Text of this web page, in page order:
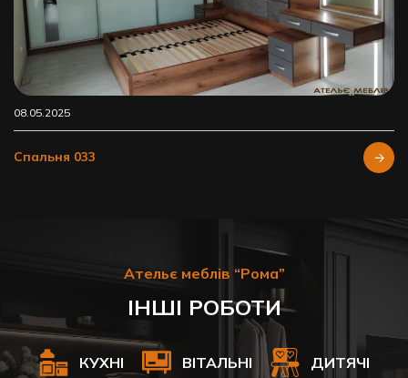
08.05.2025
Спальня 033
Ательє меблів “Рома”
ІНШІ РОБОТИ
КУХНІ ВІТАЛЬНІ ДИТЯЧІ